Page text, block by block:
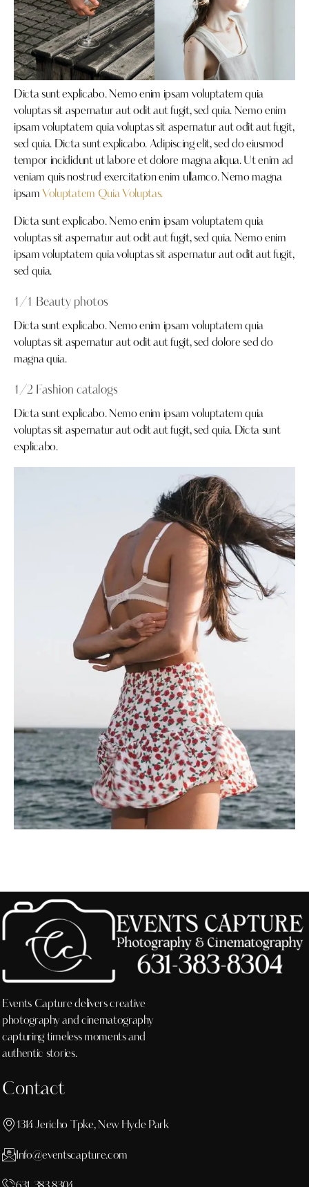
Dicta sunt explicabo. Nemo enim ipsam voluptatem quia
voluptas sit aspernatur aut odit aut fugit, sed quia. Nemo enim
ipsam voluptatem quia voluptas sit aspernatur aut odit aut fugit,
sed quia. Dicta sunt explicabo. Adipiscing elit, sed do eiusmod
tempor incididunt ut labore et dolore magna aliqua. Ut enim ad
veniam quis nostrud exercitation enim ullamco. Nemo magna
ipsam Voluptatem Quia Voluptas.
Dicta sunt explicabo. Nemo enim ipsam voluptatem quia
voluptas sit aspernatur aut odit aut fugit, sed quia. Nemo enim
ipsam voluptatem quia voluptas sit aspernatur aut odit aut fugit,
sed quia.
1/1 Beauty photos
Dicta sunt explicabo. Nemo enim ipsam voluptatem quia
voluptas sit aspernatur aut odit aut fugit, sed dolore sed do
magna quia.
1/2 Fashion catalogs
Dicta sunt explicabo. Nemo enim ipsam voluptatem quia
voluptas sit aspernatur aut odit aut fugit, sed quia. Dicta sunt
explicabo.
Events Capture delivers creative
photography and cinematography
capturing timeless moments and
authentic stories.
Contact
1314 Jericho Tpke, New Hyde Park
Info@eventscapture.com